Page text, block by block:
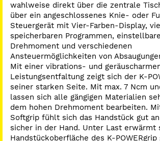
wahlweise direkt über die zentrale
über ein angeschlossenes Knie- oder
Steuergerät mit Vier-Farben-Display,
speicherbaren Programmen,
Drehmoment und verschiedenen
Ansteuermöglichkeiten von
Mit einer vibrations- und
Leistungsentfaltung zeigt sich der K-
seiner starken Seite. Mit max. 7 Ncm
lassen sich alle gängigen Materialien
dem hohen Drehmoment bearbeiten.
Softgrip fühlt sich das Handstück gut
sicher in der Hand. Unter Last erwärmt
Handstückoberfläche des K-POWERgrip